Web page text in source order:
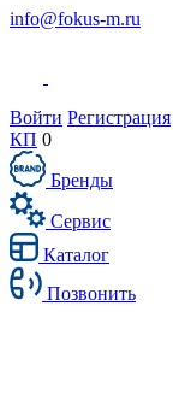
info@fokus-m.ru
Войти Регистрация
КП 0
Бренды
Сервис
Каталог
Позвонить